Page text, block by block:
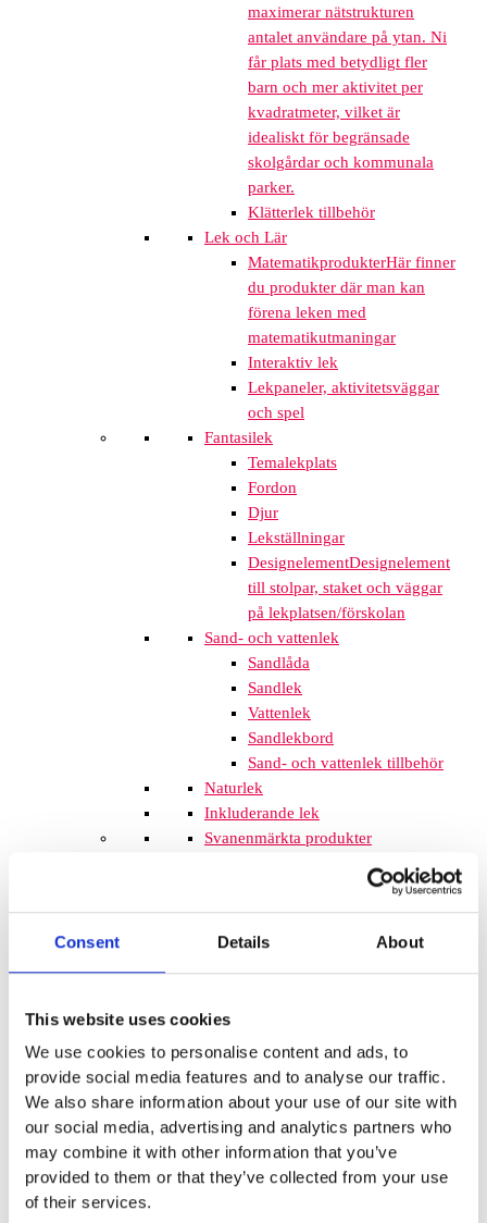
Consent Details About
This website uses cookies
We use cookies to personalise content and ads, to
provide social media features and to analyse our traffic.
We also share information about your use of our site with
our social media, advertising and analytics partners who
may combine it with other information that you’ve
provided to them or that they’ve collected from your use
of their services.
maximerar nätstrukturen
antalet användare på ytan. Ni
får plats med betydligt fler
barn och mer aktivitet per
kvadratmeter, vilket är
idealiskt för begränsade
skolgårdar och kommunala
parker.
Klätterlek tillbehör
Lek och Lär
MatematikprodukterHär finner
du produkter där man kan
förena leken med
matematikutmaningar
Interaktiv lek
Lekpaneler, aktivitetsväggar
och spel
Fantasilek
Temalekplats
Fordon
Djur
Lekställningar
DesignelementDesignelement
till stolpar, staket och väggar
på lekplatsen/förskolan
Sand- och vattenlek
Sandlåda
Sandlek
Vattenlek
Sandlekbord
Sand- och vattenlek tillbehör
Naturlek
Inkluderande lek
Svanenmärkta produkter
Övrigt
Trampolin
Trampolinerna är
komplettera lekplatsen med
som de flesta barnen uppskattar. De
tar inte mycket plats och de fälls ner
i marken så de kan med fördel
monteras mellan lekplatsutrustning
där det finns lediga ytor. När barnen
springer mellan klätterställningar och
FALLSKYDD & UNDERLAG